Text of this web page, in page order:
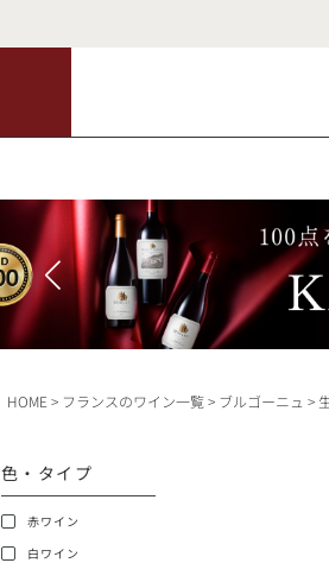
商品
赤ワ
HOME フランスのワイン一覧 ブルゴーニュ
色・タイプ
赤ワイン
白ワイン